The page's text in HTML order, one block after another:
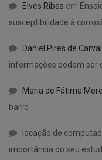
Elves Ribas em
susceptibilidade à
Daniel Pires de
informações podem ser
Maria de Fátima
barro
locação de
importância do seu